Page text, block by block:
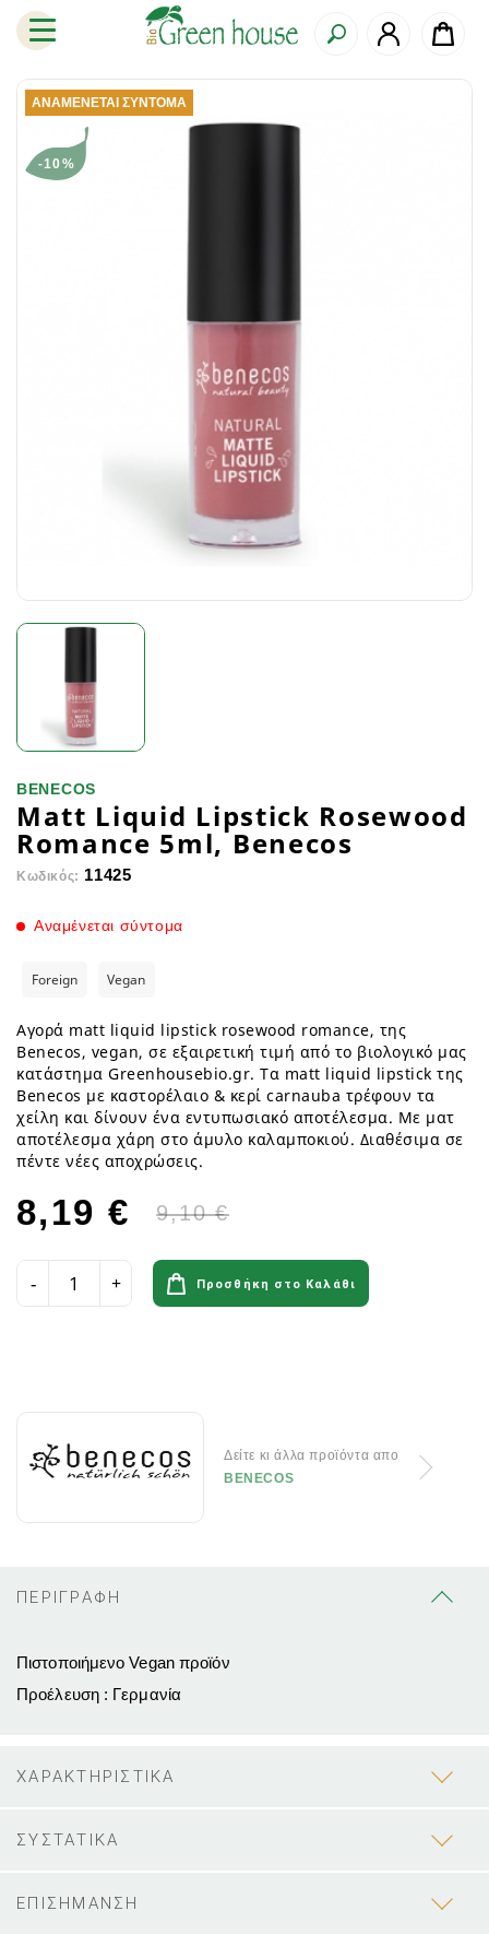
ΑΝΑΜΈΝΕΤΑΙ ΣΎΝΤΟΜΑ
-10%
BENECOS
Matt Liquid Lipstick Rosewood
Romance 5ml, Benecos
Κωδικός: 11425
Αναμένεται σύντομα
Foreign Vegan
Αγορά matt liquid lipstick rosewood romance, της
Benecos, vegan, σε εξαιρετική τιμή από το βιολογικό μας
κατάστημα Greenhousebio.gr. Τα matt liquid lipstick της
Benecos με καστορέλαιο & κερί carnauba τρέφουν τα
χείλη και δίνουν ένα εντυπωσιακό αποτέλεσμα. Με ματ
αποτέλεσμα χάρη στο άμυλο καλαμποκιού. Διαθέσιμα σε
πέντε νέες αποχρώσεις.
8,19 € 9,10 €
Προσθήκη στο Καλάθι
Δείτε κι άλλα προϊόντα απο
BENECOS
ΠΕΡΙΓΡΑΦΗ
Πιστοποιήμενο Vegan προϊόν
Προέλευση : Γερμανία
ΧΑΡΑΚΤΗΡΙΣΤΙΚΑ
ΣΥΣΤΑΤΙΚΑ
ΕΠΙΣΗΜΑΝΣΗ